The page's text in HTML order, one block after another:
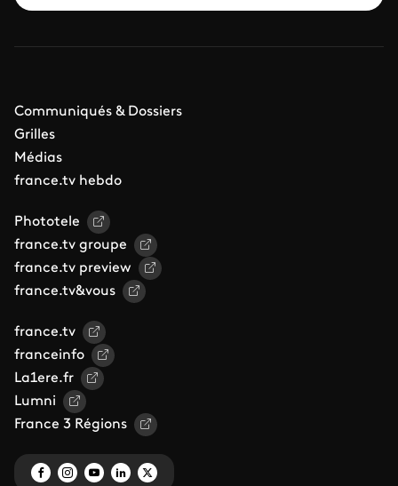
Communiqués & Dossiers
Grilles
Médias
france.tv hebdo
Phototele
france.tv groupe
france.tv preview
france.tv&vous
france.tv
franceinfo
La1ere.fr
Lumni
France 3 Régions